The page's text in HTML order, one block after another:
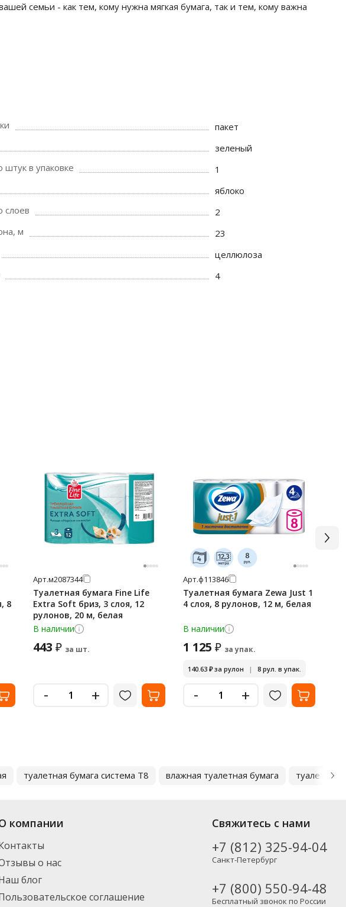
семьи - как тем, кому нужна мягкая бумага, так и тем, кому важна
пакет
зеленый
штук в упаковке
1
яблоко
слоев
2
м
23
целлюлоза
4
8
Арт.м2087344
Туалетная бумага Fine Life
Extra Soft бриз, 3 слоя, 12
рулонов, 20 м, белая
В наличии
443 ₽ за шт.
- +
Арт.ф113846
Туалетная бумага Zewa Just 1
4 слоя, 8 рулонов, 12 м, белая
В наличии
1 125 ₽ за упак.
140.63 ₽за рулон | 8 рул. в упак.
- +
туалетная бумага система T8 влажная туалетная бумага туалетная
компании
о нас
блог
соглашение
Свяжитесь с нами
+7 (812) 325-94-04
Санкт-Петербург
+7 (800) 550-94-48
Бесплатный звонок по России